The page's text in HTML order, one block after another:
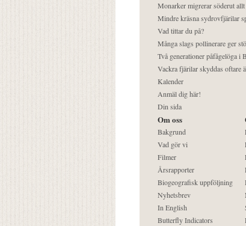
Monarker migrerar söderut allt
Mindre kräsna sydrovfjärilar
Vad tittar du på?
Många slags pollinerare ger
Två generationer påfågelöga i
Vackra fjärilar skyddas oftare
Kalender
Anmäl dig här!
Din sida
Om oss
Bakgrund
Vad gör vi
Filmer
Årsrapporter
Biogeografisk uppföljning
Nyhetsbrev
In English
Butterfly Indicators